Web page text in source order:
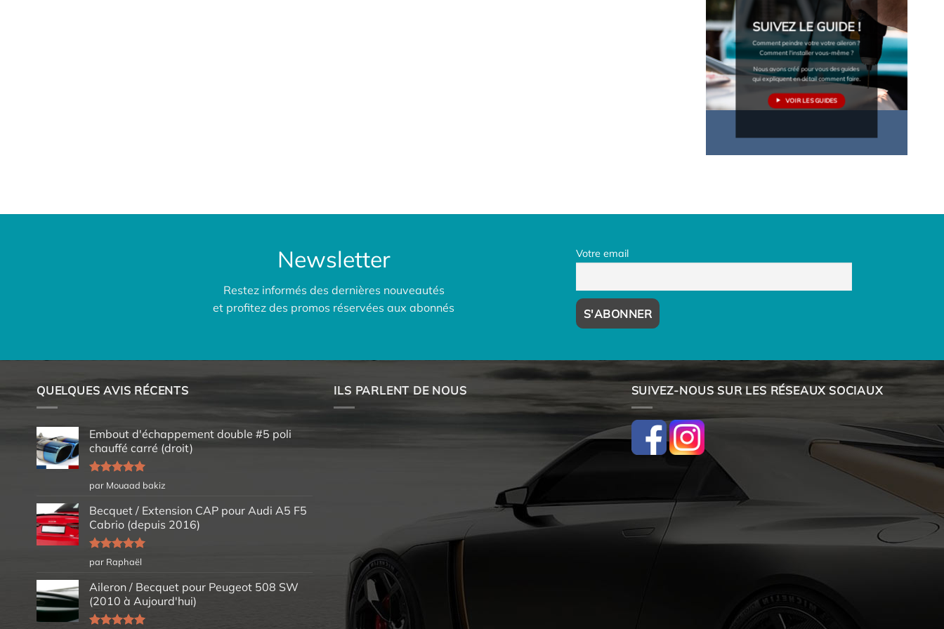
SUIVEZ LE GUIDE !
Comment peindre votre votre aileron ?
Comment l'installer vous-même ?
Nous avons créé pour vous des guides
qui expliquent en détail comment faire.
VOIR LES GUIDES
Newsletter
Restez informés des dernières nouveautés
et profitez des promos réservées aux abonnés
Votre email
QUELQUES AVIS RÉCENTS
Embout d'échappement double #5 poli
chauffé carré (droit)
Note5sur
5
par Mouaad bakiz
Becquet / Extension CAP pour Audi A5 F5
Cabrio (depuis 2016)
Note5sur
5
par Raphaël
Aileron / Becquet pour Peugeot 508 SW
(2010 à Aujourd'hui)
ILS PARLENT DE NOUS SUIVEZ-NOUS SUR LES RÉSEAUX SOCIAUX